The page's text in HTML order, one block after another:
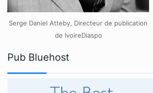
Serge Daniel Atteby, Directeur de publication
de IvoireDiaspo
Pub Bluehost